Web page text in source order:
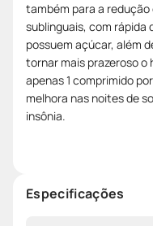
também para a
sublinguais, com rápida
possuem açúcar, além
tornar mais prazeroso
apenas 1 comprimido
melhora nas noites de
insônia.
Especificações